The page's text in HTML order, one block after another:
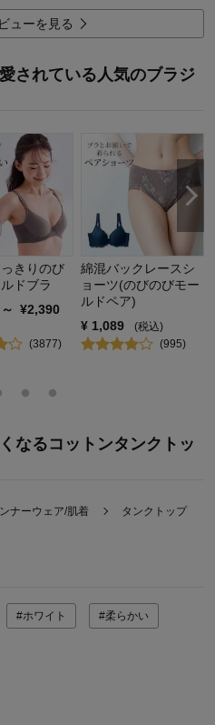
３枚セット（ブラック２枚・杢グレー１
ょうどよい
ューを見る
されている人気のブラジ
きりのび
ドブラ
～ ¥2,390
(3877)
綿混バックレースシ
ョーツ(のびのびモー
ルドペア)
¥ 1,089
(税込)
(995)
なるコットンタンクトッ
ナーウェア/肌着 タンクトップ
#ホワイト #柔らかい